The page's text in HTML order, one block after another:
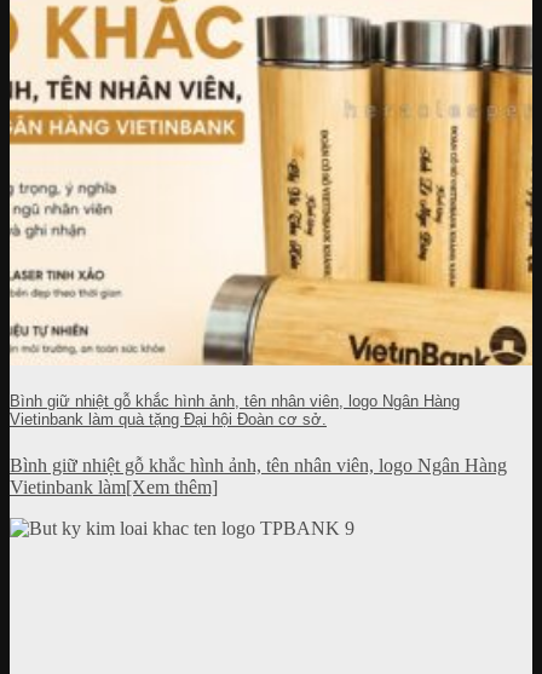
Bình giữ nhiệt gỗ khắc hình ảnh, tên nhân viên, logo Ngân Hàng
Vietinbank làm quà tặng Đại hội Đoàn cơ sở.
Bình giữ nhiệt gỗ khắc hình ảnh, tên nhân viên, logo Ngân Hàng
Vietinbank làm[Xem thêm]